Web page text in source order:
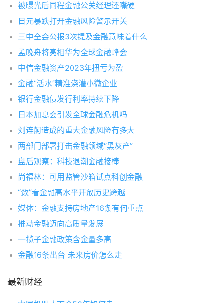
被曝光后同程金融公关经理还嘴硬
日元暴跌打开金融风险警示开关
三中全会公报3次提及金融意味着什么
孟晚舟将亮相华为全球金融峰会
中信金融资产2023年扭亏为盈
金融“活水”精准浇灌小微企业
银行金融债发行利率持续下降
日本加息会引发全球金融危机吗
刘连舸造成的重大金融风险有多大
两部门部署打击金融领域“黑灰产”
盘后观察：科技退潮金融接棒
尚福林：可用监管沙箱试点科创金融
“数”看金融高水平开放历史跨越
媒体：金融支持房地产16条有何重点
推动金融迈向高质量发展
一揽子金融政策含金量多高
金融16条出台 未来房价怎么走
最新财经